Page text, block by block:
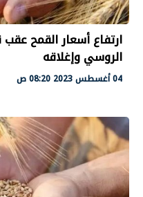
ارتفاع أسعار القمح
الروسي وإغلاقه
04 أغسطس 2023 08:20 ص